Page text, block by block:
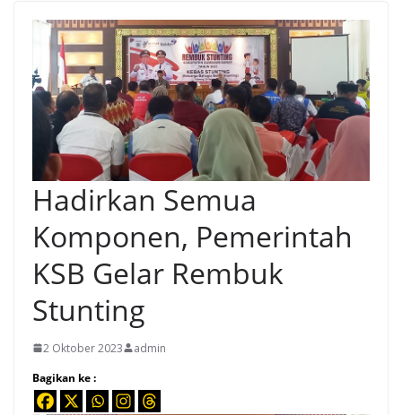
Hadirkan Semua
Komponen, Pemerintah
KSB Gelar Rembuk
Stunting
2 Oktober 2023
admin
Bagikan ke :